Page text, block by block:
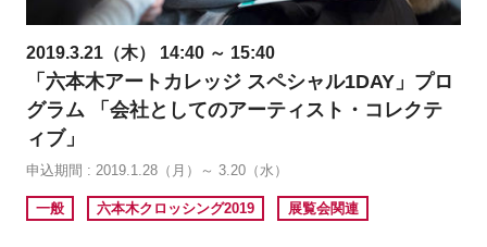
2019.3.21（木） 14:40 ～ 15:40
「六本木アートカレッジ スペシャル1DAY」プロ
グラム 「会社としてのアーティスト・コレクテ
ィブ」
申込期間 : 2019.1.28（月）～ 3.20（水）
一般 六本木クロッシング2019 展覧会関連